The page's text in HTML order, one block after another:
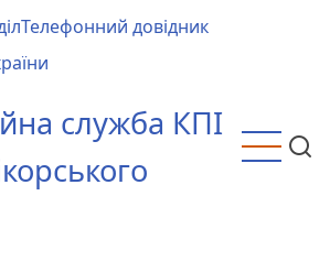
Телефонний довідник
служба КПІ